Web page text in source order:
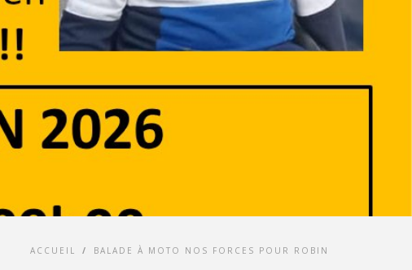
ACCUEIL / BALADE À MOTO NOS FORCES POUR ROBIN